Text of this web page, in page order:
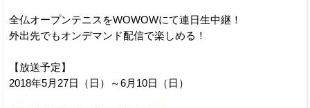
全仏オープンテニスをWOWOWにて連日生中継！
外出先でもオンデマンド配信で楽しめる！
【放送予定】
2018年5月27日（日）～6月10日（日）